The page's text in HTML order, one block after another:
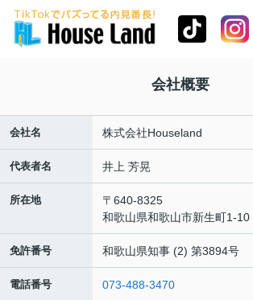
会社概要
会社名 株式会社Houseland
代表者名 井上 芳晃
所在地
〒640-8325
和歌山県和歌山市新生町1-10
免許番号 和歌山県知事 (2) 第3894号
電話番号 073-488-3470